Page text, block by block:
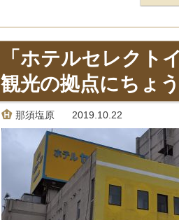
「ホテルセレクト
観光の拠点にちょ
那須塩原 2019.10.22